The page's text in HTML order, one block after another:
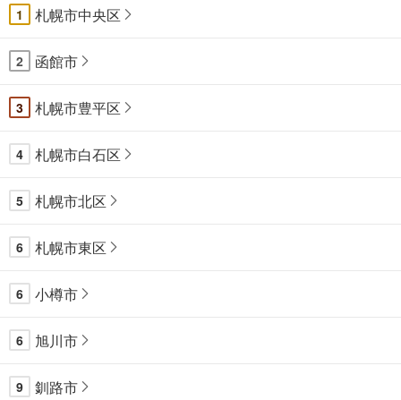
1 札幌市中央区
2 函館市
3 札幌市豊平区
4 札幌市白石区
5 札幌市北区
6 札幌市東区
6 小樽市
6 旭川市
9 釧路市